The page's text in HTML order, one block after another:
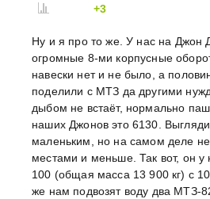
+3
Ну и я про то же. У нас на Джон
огромные 8-ми корпусные
навески нет и не было, а
поделили с МТЗ да другими
дыбом не встаёт, нормально
наших Джонов это 6130.
маленьким, но на самом деле
местами и меньше. Так вот, он у
100 (общая масса 13 900 кг) с
же нам подвозят воду два МТЗ-